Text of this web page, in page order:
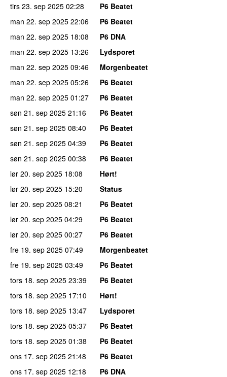
tirs 23. sep 2025 02:28
P6 Beatet
man 22. sep 2025 22:06
P6 Beatet
man 22. sep 2025 18:08
P6 DNA
man 22. sep 2025 13:26
Lydsporet
man 22. sep 2025 09:46
Morgenbeatet
man 22. sep 2025 05:26
P6 Beatet
man 22. sep 2025 01:27
P6 Beatet
søn 21. sep 2025 21:16
P6 Beatet
søn 21. sep 2025 08:40
P6 Beatet
søn 21. sep 2025 04:39
P6 Beatet
søn 21. sep 2025 00:38
P6 Beatet
lør 20. sep 2025 18:08
Hørt!
lør 20. sep 2025 15:20
Status
lør 20. sep 2025 08:21
P6 Beatet
lør 20. sep 2025 04:29
P6 Beatet
lør 20. sep 2025 00:27
P6 Beatet
fre 19. sep 2025 07:49
Morgenbeatet
fre 19. sep 2025 03:49
P6 Beatet
tors 18. sep 2025 23:39
P6 Beatet
tors 18. sep 2025 17:10
Hørt!
tors 18. sep 2025 13:47
Lydsporet
tors 18. sep 2025 05:37
P6 Beatet
tors 18. sep 2025 01:38
P6 Beatet
ons 17. sep 2025 21:48
P6 Beatet
ons 17. sep 2025 12:18
P6 DNA